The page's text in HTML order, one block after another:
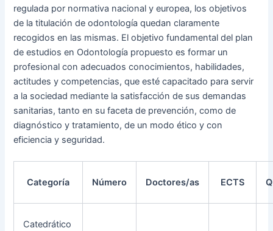
regulada por normativa nacional y europea, los objetivos
de la titulación de odontología quedan claramente
recogidos en las mismas. El objetivo fundamental del plan
de estudios en Odontología propuesto es formar un
profesional con adecuados conocimientos, habilidades,
actitudes y competencias, que esté capacitado para servir
a la sociedad mediante la satisfacción de sus demandas
sanitarias, tanto en su faceta de prevención, como de
diagnóstico y tratamiento, de un modo ético y con
eficiencia y seguridad.
Categoría Número Doctores/as ECTS
Catedrático